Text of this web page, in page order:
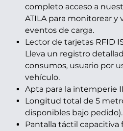
completo acceso a
ATILA para monitorear y
eventos de carga.
Lector de tarjetas RFID
Lleva un registro
consumos, usuario por
vehículo.
Apta para la intemperie
Longitud total de 5
disponibles bajo pedido).
Pantalla táctil capacitiva